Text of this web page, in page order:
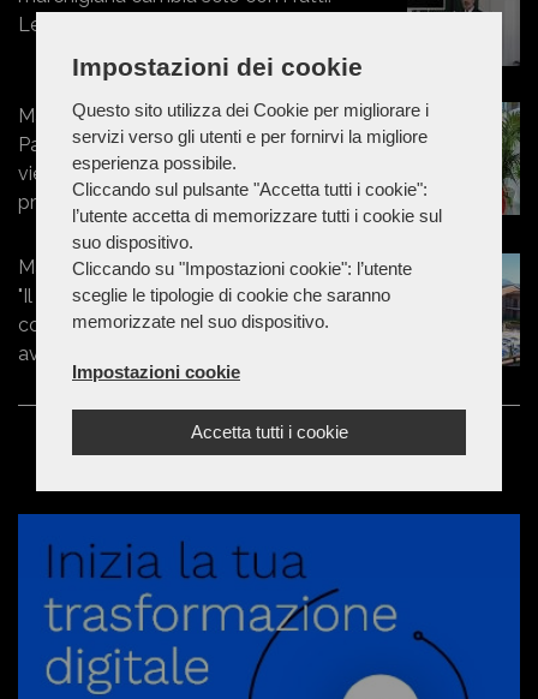
Impostazioni dei cookie
Questo sito utilizza dei Cookie per migliorare i
servizi verso gli utenti e per fornirvi la migliore
esperienza possibile.
Cliccando sul pulsante "Accetta tutti i cookie":
l’utente accetta di memorizzare tutti i cookie sul
suo dispositivo.
Cliccando su "Impostazioni cookie": l’utente
sceglie le tipologie di cookie che saranno
memorizzate nel suo dispositivo.
Impostazioni cookie
Accetta tutti i cookie
Le mie leggi parlano chiaro"
Marche - Forza Italia Macerata,
Pasqui: "La linea politica del partito
viene dettata solo dalla segreteria
provinciale"
Marche - Terme di Sarnano, Pasqui:
"Il sindaco Fantegrossi ha avuto il
coraggio che nessuno aveva mai
avuto prima"